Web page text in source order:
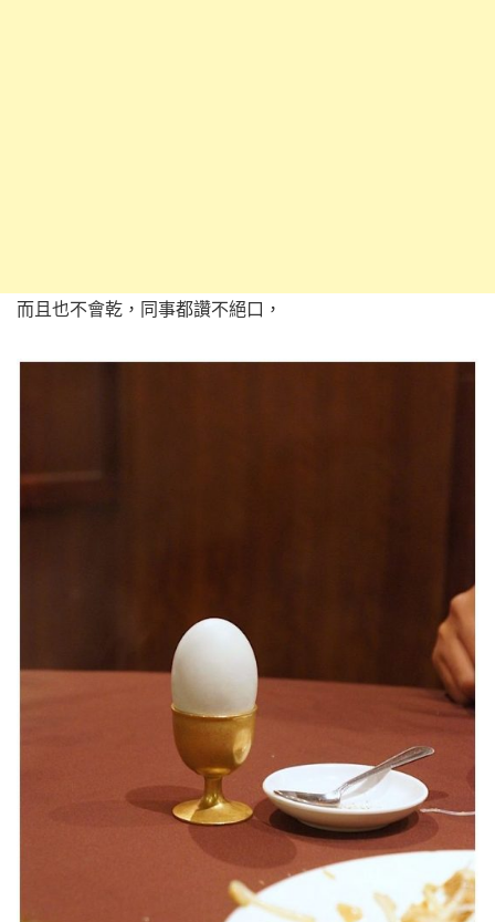
而且也不會乾，同事都讚不絕口，